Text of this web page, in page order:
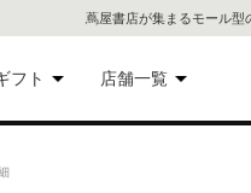
蔦屋書店が集まるモール型
フト
におすすめ
店舗一覧